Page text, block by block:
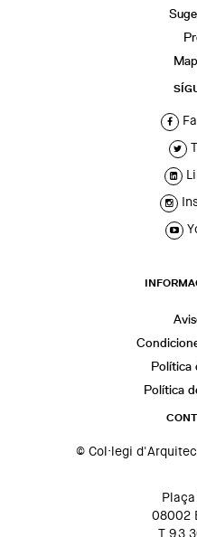
Política
Política
© Col·legi
08002
T 93